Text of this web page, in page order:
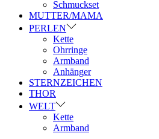
Schmuckset
MUTTER/MAMA
PERLEN
Kette
Ohrringe
Armband
Anhänger
STERNZEICHEN
THOR
WELT
Kette
Armband